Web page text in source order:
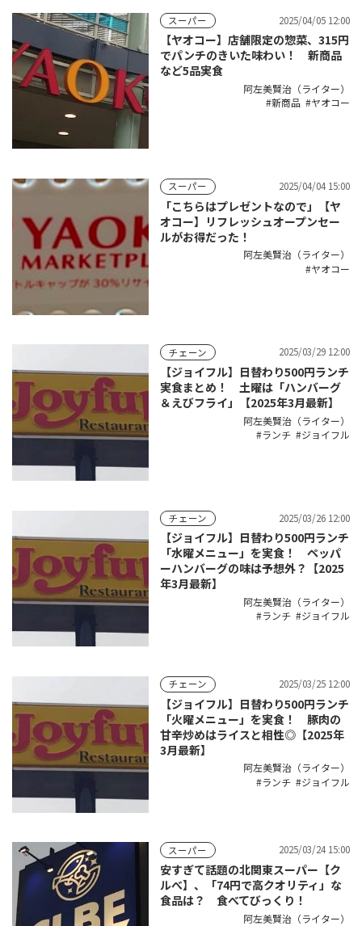
スーパー 2025/04/05 12:00
【ヤオコー】店舗限定の惣菜、315円
でパンチのきいた味わい！ 新商品
など5品実食
阿左美賢治（ライター）
新商品
ヤオコー
スーパー 2025/04/04 15:00
「こちらはプレゼントなので」【ヤ
オコー】リフレッシュオープンセー
ルがお得だった！
阿左美賢治（ライター）
ヤオコー
チェーン 2025/03/29 12:00
【ジョイフル】日替わり500円ランチ
実食まとめ！ 土曜は「ハンバーグ
＆えびフライ」【2025年3月最新】
阿左美賢治（ライター）
ランチ
ジョイフル
チェーン 2025/03/26 12:00
【ジョイフル】日替わり500円ランチ
「水曜メニュー」を実食！ ペッパ
ーハンバーグの味は予想外？【2025
年3月最新】
阿左美賢治（ライター）
ランチ
ジョイフル
チェーン 2025/03/25 12:00
【ジョイフル】日替わり500円ランチ
「火曜メニュー」を実食！ 豚肉の
甘辛炒めはライスと相性◎【2025年
3月最新】
阿左美賢治（ライター）
ランチ
ジョイフル
スーパー 2025/03/24 15:00
安すぎて話題の北関東スーパー【ク
ルべ】、「74円で高クオリティ」な
食品は？ 食べてびっくり！
阿左美賢治（ライター）